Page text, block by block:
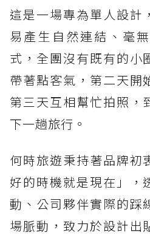
這是一場專為單人設計
易產生自然連結、毫
式，全團沒有既有的小
帶著點客氣，第二天開
第三天互相幫忙拍照，
下一趟旅行。
何時旅遊秉持著品牌初
好的時機就是現在」，
動、公司夥伴實際的踩
場脈動，致力於設計出